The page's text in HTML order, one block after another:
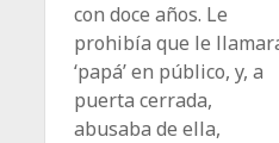
con doce años. Le
prohibía que le
‘papá’ en público, y, a
puerta cerrada,
abusaba de ella,